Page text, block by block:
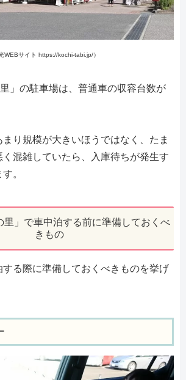
WEBサイト https://kochi-tabi.jp/）
」の駐車場は、普通車の収容台数が
り規模が大きいほうではなく、たま
混雑していたら、入庫待ちが発生す
。
里」で車中泊する前に準備しておくべ
きもの
る際に準備しておくべきものを挙げ